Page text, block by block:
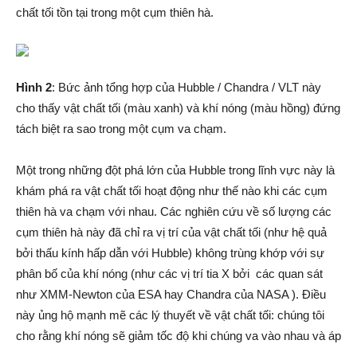
chất tối tồn tại trong một cụm thiên hà.
Hình 2: Bức ảnh tổng hợp của Hubble / Chandra / VLT này
cho thấy vật chất tối (màu xanh) và khí nóng (màu hồng) đứng
tách biệt ra sao trong một cụm va chạm.
Một trong những đột phá lớn của Hubble trong lĩnh vực này là
khám phá ra vật chất tối hoạt động như thế nào khi các cụm
thiên hà va chạm với nhau. Các nghiên cứu về số lượng các
cụm thiên hà này đã chỉ ra vị trí của vật chất tối (như hệ quả
bởi thấu kính hấp dẫn với Hubble) không trùng khớp với sự
phân bố của khí nóng (như các vị trí tia X bởi các quan sát
như XMM-Newton của ESA hay Chandra của NASA ). Điều
này ủng hộ mạnh mẽ các lý thuyết về vật chất tối: chúng tôi
cho rằng khí nóng sẽ giảm tốc độ khi chúng va vào nhau và áp